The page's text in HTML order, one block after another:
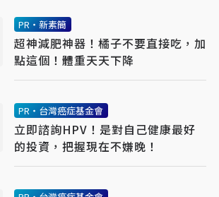
PR・新素簡
超神減肥神器！橘子不要直接吃，加
點這個！體重天天下降
PR・台灣癌症基金會
立即諮詢HPV！是對自己健康最好
的投資，把握現在不嫌晚！